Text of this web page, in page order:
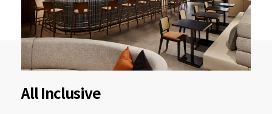
All Inclusive